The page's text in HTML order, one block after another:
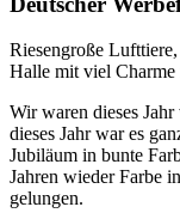
Riesengroße
Halle mit viel Charme
Wir waren dieses
dieses Jahr war es
Jubiläum in bunte
Jahren wieder Farbe
gelungen.